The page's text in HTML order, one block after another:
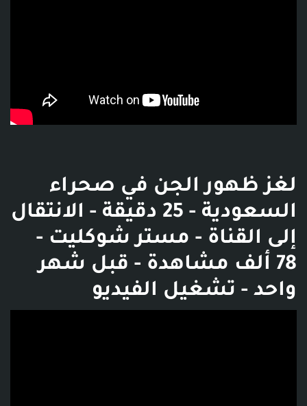
لغز ظهور الجن في صحراء
السعودية - 25 دقيقة - الانتقال
إلى القناة - مستر شوكليت -
78 ألف مشاهدة - قبل شهر
واحد - تشغيل الفيديو